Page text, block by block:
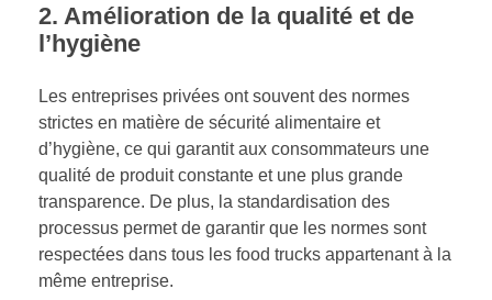
2. Amélioration de la qualité et de
l’hygiène
Les entreprises privées ont souvent des normes
strictes en matière de sécurité alimentaire et
d’hygiène, ce qui garantit aux consommateurs une
qualité de produit constante et une plus grande
transparence. De plus, la standardisation des
processus permet de garantir que les normes sont
respectées dans tous les food trucks appartenant à la
même entreprise.